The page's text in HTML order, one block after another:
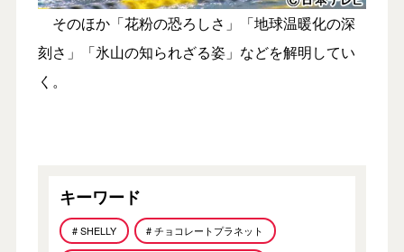
そのほか「花粉の恐ろしさ」「地球温暖化の深
刻さ」「氷山の知られざる姿」などを解明してい
く。
キーワード
# SHELLY # チョコレートプラネット